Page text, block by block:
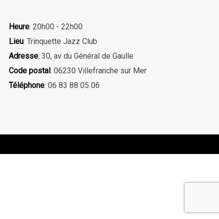
Heure: 20h00 - 22h00
Lieu: Trinquette Jazz Club
Adresse: 30, av du Général de Gaulle
Code postal: 06230 Villefranche sur Mer
Téléphone: 06 83 88 05 06